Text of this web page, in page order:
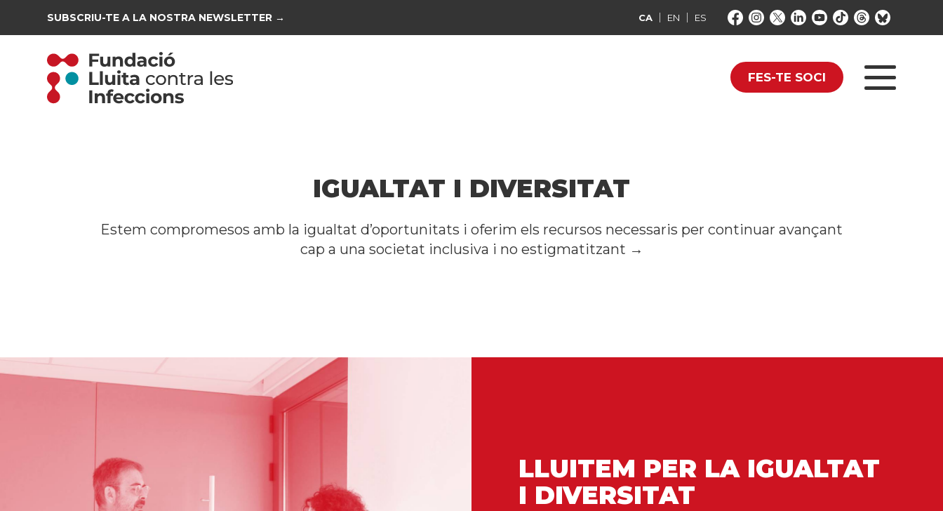
SUBSCRIU-TE A LA NOSTRA NEWSLETTER → CA EN ES
FES-TE SOCI
IGUALTAT I DIVERSITAT
Estem compromesos amb la igualtat d’oportunitats i oferim els recursos necessaris per continuar avançant
cap a una societat inclusiva i no estigmatitzant →
LLUITEM PER LA IGUALTAT
I DIVERSITAT